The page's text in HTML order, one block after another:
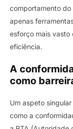
comportamento do
apenas
esforço mais vasto
eficiência.
A
como
Um aspeto
como a